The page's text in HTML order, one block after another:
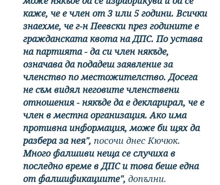
каже, че е член от 3 или 5 години. Всички
знаехме, че г-н Пеевски през годините е
гражданската квота на ДПС. По устава
на партията - да си член някъде,
означава да подадеш заявление за
членство по местожителство. Досега
не съм видял неговите членствени
отношения - някъде да е декларирал, че е
член в местна организация. Ако има
противна информация, може би щях да
разбера за нея", посочи днес Кючюк.
Много фалшиви неща се случиха в
последно време в ДПС и това беше една
от фалшификациите", допълни.